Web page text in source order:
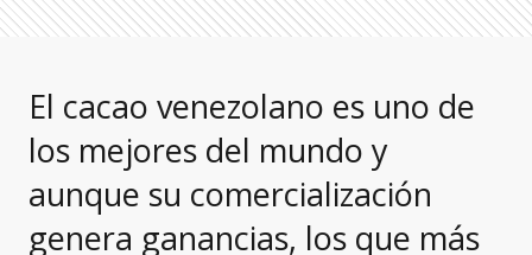
El cacao venezolano es uno de
los mejores del mundo y
aunque su comercialización
genera ganancias, los que más